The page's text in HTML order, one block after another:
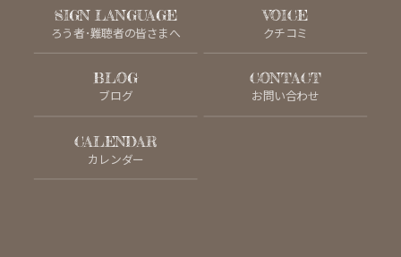
SIGN LANGUAGE
ろう者･難聴者の皆さまへ
VOICE
クチコミ
BLOG
ブログ
CONTACT
お問い合わせ
CALENDAR
カレンダー